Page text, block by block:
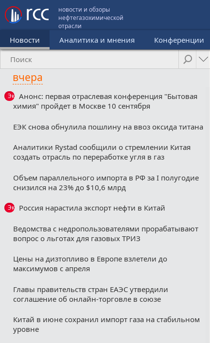
новости и обзоры
нефтегазохимической
отрасли
Новости Аналитика и мнения Конференции
вчера
Эксклюзив
Анонс: первая отраслевая конференция "Бытовая
химия" пройдет в Москве 10 сентября
ЕЭК снова обнулила пошлину на ввоз оксида титана
Аналитики Rystad сообщили о стремлении Китая
создать отрасль по переработке угля в газ
Объем параллельного импорта в РФ за I полугодие
снизился на 23% до $10,6 млрд
Эксклюзив
Россия нарастила экспорт нефти в Китай
Ведомства с недропользователями прорабатывают
вопрос о льготах для газовых ТРИЗ
Цены на дизтопливо в Европе взлетели до
максимумов с апреля
Главы правительств стран ЕАЭС утвердили
соглашение об онлайн-торговле в союзе
Китай в июне сохранил импорт газа на стабильном
уровне